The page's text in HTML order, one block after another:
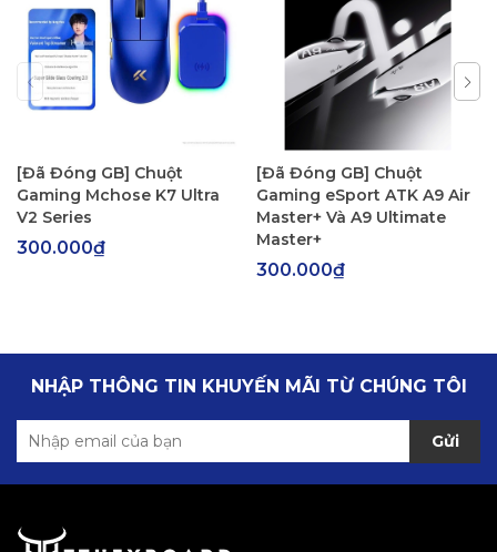
[Đã Đóng GB] Chuột
Gaming Mchose K7 Ultra
V2 Series
300.000₫
[Đã Đóng GB] Chuột
Gaming eSport ATK A9 Air
Master+ Và A9 Ultimate
Master+
300.000₫
NHẬP THÔNG TIN KHUYẾN MÃI TỪ CHÚNG TÔI
Gửi